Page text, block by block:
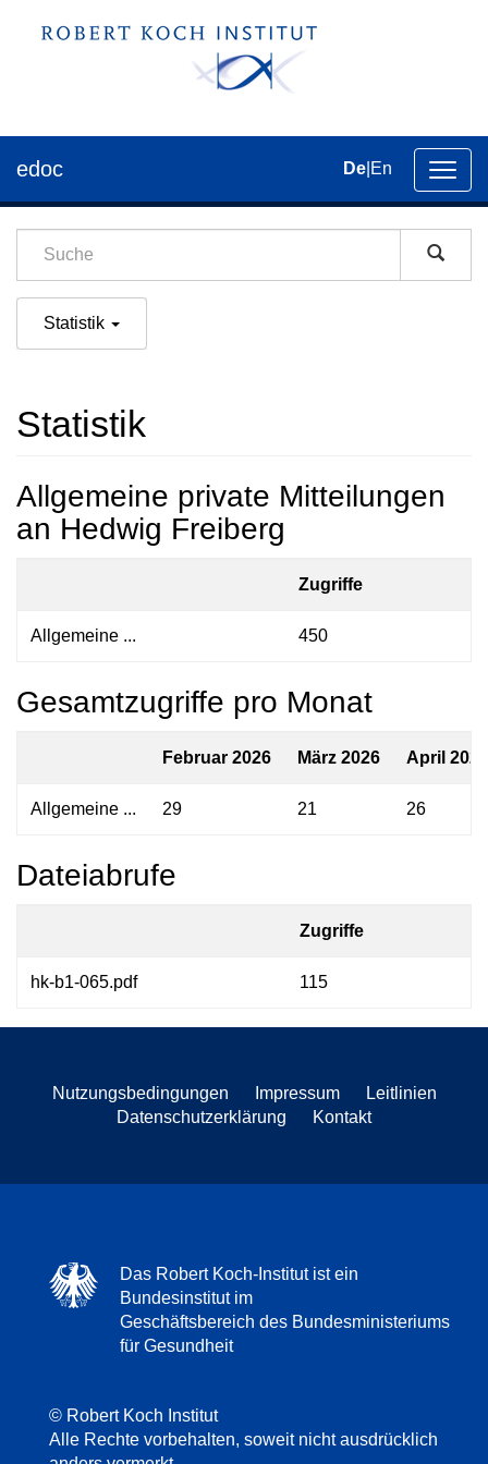
der
edoc De En
Statistik
Statistik
Allgemeine private Mitteilungen
an Hedwig Freiberg
Zugriffe
Allgemeine ... 450
Gesamtzugriffe pro Monat
Februar 2026 März 2026 April 2026
Allgemeine ... 29 21 26
Dateiabrufe
Zugriffe
hk-b1-065.pdf 115
Nutzungsbedingungen Impressum
Leitlinien
Datenschutzerklärung
Kontakt
Das Robert Koch-Institut ist ein
Bundesinstitut im
Geschäftsbereich des Bundesministeriums
für Gesundheit
© Robert Koch Institut
Alle Rechte vorbehalten, soweit nicht ausdrücklich